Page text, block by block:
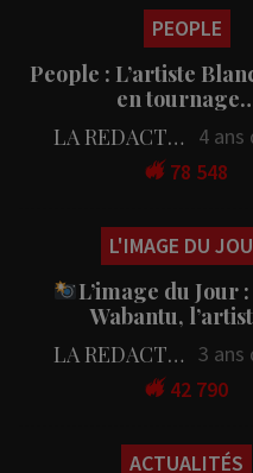
PEOPLE
People : L’artiste
en
LA REDACTION
4 ans
78 548
L'IMAGE DU
L’image du Jour
Wabantu,
LA REDACTION 3 ans
42 790
ACTUALITÉS